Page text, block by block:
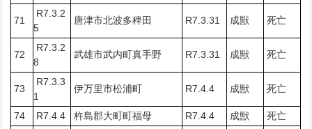
71
R7.3.2
5
唐津市北波多稗田 R7.3.31 成獣 死亡
72
R7.3.2
8
武雄市武内町真手野 R7.3.31 成獣 死亡
73
R7.3.3
1
伊万里市松浦町 R7.4.4 成獣 死亡
74 R7.4.4 杵島郡大町町福母 R7.4.4 成獣 死亡